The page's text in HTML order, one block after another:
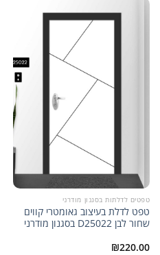
טפטים לדלתות בסגנון מודרני
טפט לדלת בעיצוב גאומטרי קווים
שחור לבן D25022 בסגנון מודרני
₪220.00